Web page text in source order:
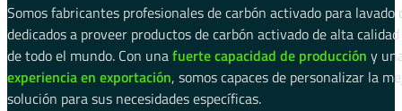
Somos fabricantes profesionales de carbón activado para lavado
dedicados a proveer productos de carbón activado de alta
de todo el mundo. Con unafuerte capacidad de producción y
experiencia en exportación, somos capaces de personalizar la
solución para sus necesidades específicas.